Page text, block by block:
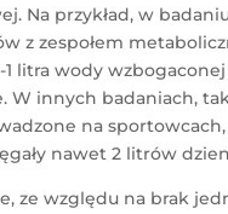
Na przykład, w
z zespołem
1 litra wody
W innych badaniach,
na sportowcach,
nawet 2 litrów
ze względu na brak